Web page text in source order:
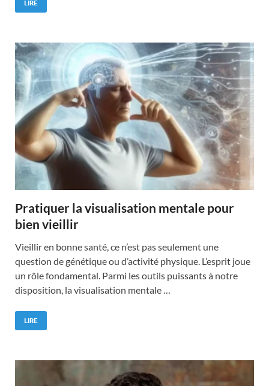
LIRE
Pratiquer la visualisation mentale pour
bien vieillir
Vieillir en bonne santé, ce n’est pas seulement une
question de génétique ou d’activité physique. L’esprit joue
un rôle fondamental. Parmi les outils puissants à notre
disposition, la visualisation mentale …
LIRE